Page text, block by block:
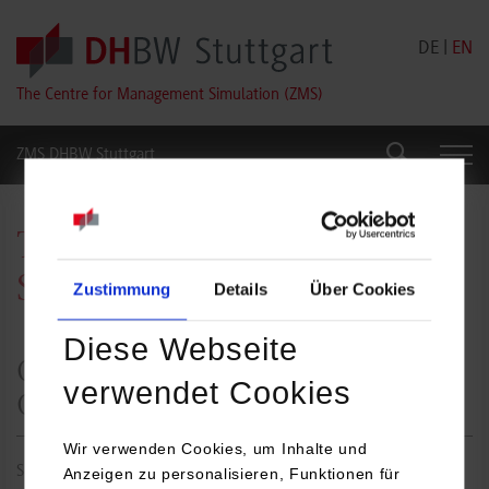
Zustimmung Details Über Cookies
Diese Webseite
verwendet Cookies
Wir verwenden Cookies, um Inhalte und
Anzeigen zu personalisieren, Funktionen für
Skip to main content
DE
EN
The Centre for Management Simulation (ZMS)
ZMS DHBW Stuttgart Search
The Centre for Management
Simulation (ZMS)
Competence Centre for Simulation
Games at DHBW Stuttgart
Simulation games have traditionally been an important part of